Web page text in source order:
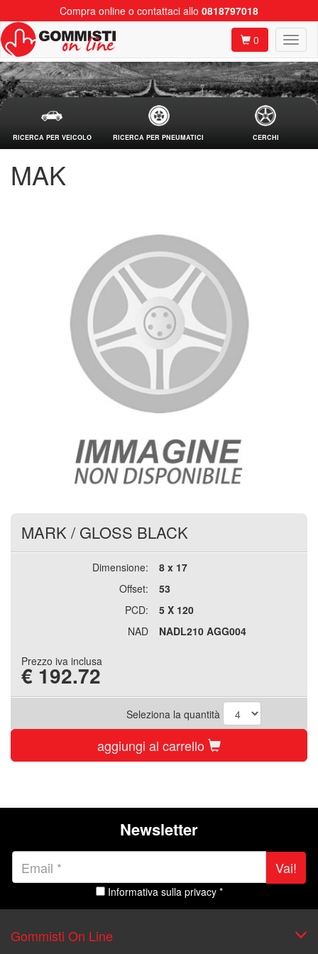
Compra online o contattaci allo 0818797018
0
RICERCA PER VEICOLO RICERCA PER PNEUMATICI CERCHI
MAK
MARK / GLOSS BLACK
Dimensione:
8 x 17
Offset:
53
PCD:
5 X 120
NAD
NADL210 AGG004
Prezzo iva inclusa
€ 192.72
Seleziona la quantità
aggiungi al carrello
Newsletter
Vai!
Informativa sulla privacy *
Gommisti On Line